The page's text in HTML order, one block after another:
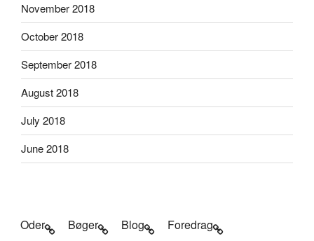
November 2018
October 2018
September 2018
August 2018
July 2018
June 2018
Oder Bøger Blog
Foredrag